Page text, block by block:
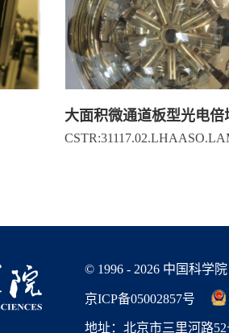
大面积微通道板型光电倍
© 1996 - 2026 中国科学
京ICP备05002857号
地址：北京市三里河路52